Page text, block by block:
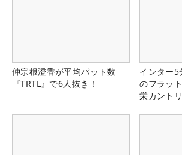
仲宗根澄香が平均パット数
『TRTL』で6人抜き！
インター5
のフラッ
栄カント